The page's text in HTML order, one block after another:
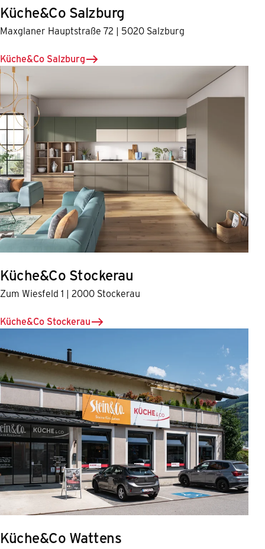
Küche&Co Salzburg
Maxglaner Hauptstraße 72 | 5020 Salzburg
Küche&Co Salzburg
Küche&Co Stockerau
Zum Wiesfeld 1 | 2000 Stockerau
Küche&Co Stockerau
Küche&Co Wattens